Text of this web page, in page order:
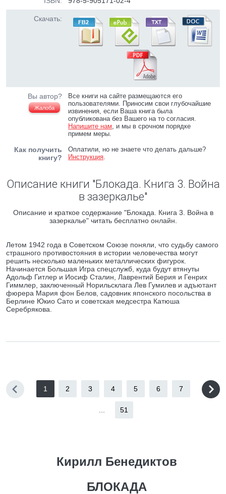
Скачать:
Вы автор?
Жалоба
Все книги на сайте размещаются его
пользователями. Приносим свои глубочайшие
извинения, если Ваша книга была
опубликована без Вашего на то согласия.
Напишите нам, и мы в срочном порядке
примем меры.
Как получить
книгу?
Оплатили, но не знаете что делать дальше?
Инструкция.
Описание книги "Блокада. Книга 3. Война
в зазеркалье"
Описание и краткое содержание "Блокада. Книга 3. Война в
зазеркалье" читать бесплатно онлайн.
Летом 1942 года в Советском Союзе поняли, что судьбу самого
страшного противостояния в истории человечества могут
решить несколько маленьких металлических фигурок.
Начинается Большая Игра спецслужб, куда будут втянуты
Адольф Гитлер и Иосиф Сталин, Лаврентий Берия и Генрих
Гиммлер, заключенный Норильсклага Лев Гумилев и адъютант
фюрера Мария фон Белов, садовник японского посольства в
Берлине Юкио Сато и советская медсестра Катюша
Серебрякова.
1 2 3 4 5 6 7
51
Кирилл Бенедиктов
БЛОКАДА